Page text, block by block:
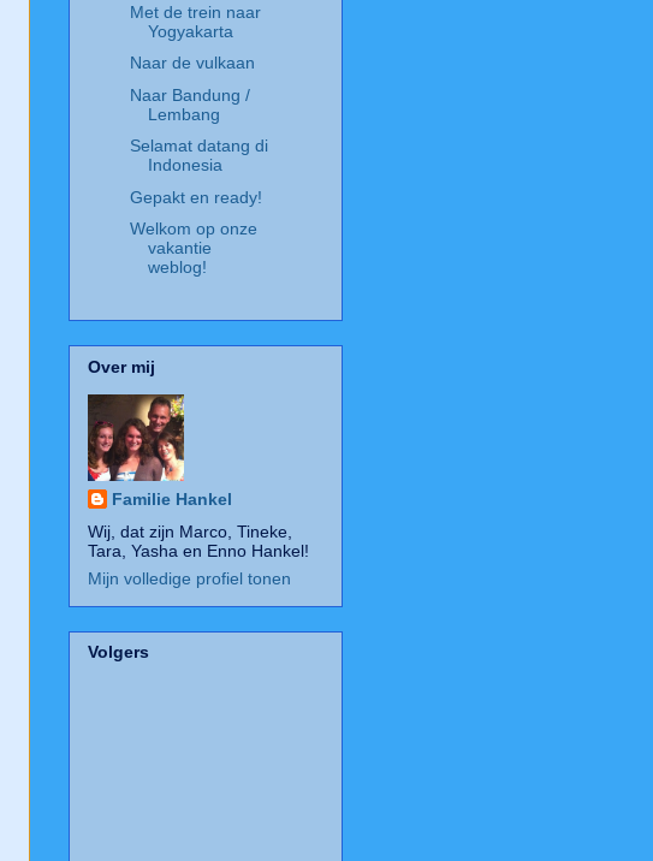
Met de trein naar
Yogyakarta
Naar de vulkaan
Naar Bandung /
Lembang
Selamat datang di
Indonesia
Gepakt en ready!
Welkom op onze
vakantie
weblog!
Over mij
Familie Hankel
Wij, dat zijn Marco, Tineke,
Tara, Yasha en Enno Hankel!
Mijn volledige profiel tonen
Volgers